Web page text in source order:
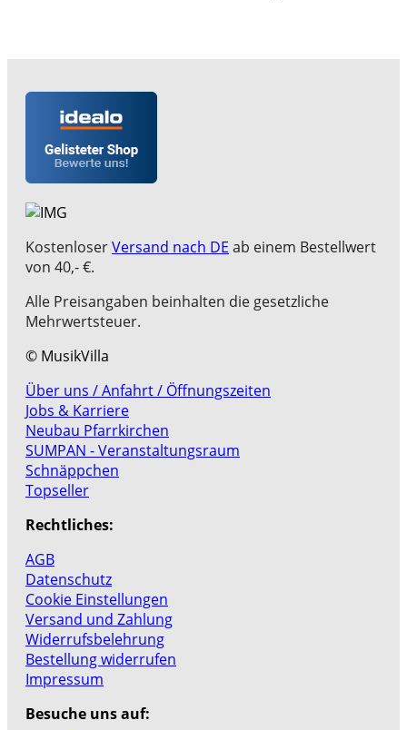
KostenloserVersand nach DE ab einem Bestellwert
von 40,- €.
Alle Preisangaben beinhalten die gesetzliche
Mehrwertsteuer.
© MusikVilla
Über uns / Anfahrt / Öffnungszeiten
Jobs & Karriere
Neubau Pfarrkirchen
SUMPAN - Veranstaltungsraum
Schnäppchen
Topseller
Rechtliches:
AGB
Datenschutz
Cookie Einstellungen
Versand und Zahlung
Widerrufsbelehrung
Bestellung widerrufen
Impressum
Besuche uns auf: